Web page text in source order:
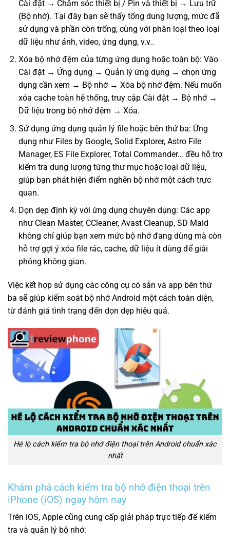
Cài đặt → Chăm sóc thiết bị / Pin và thiết bị → Lưu trữ
(Bộ nhớ). Tại đây bạn sẽ thấy tổng dung lượng, mức đã
sử dụng và phần còn trống, cùng với phân loại theo loại
dữ liệu như ảnh, video, ứng dụng, v.v..
Xóa bộ nhớ đệm của từng ứng dụng hoặc toàn bộ: Vào
Cài đặt → Ứng dụng → Quản lý ứng dụng → chọn ứng
dụng cần xem → Bộ nhớ → Xóa bộ nhớ đệm. Nếu muốn
xóa cache toàn hệ thống, truy cập Cài đặt → Bộ nhớ →
Dữ liệu trong bộ nhớ đệm → Xóa.
Sử dụng ứng dụng quản lý file hoặc bên thứ ba: Ứng
dụng như Files by Google, Solid Explorer, Astro File
Manager, ES File Explorer, Total Commander… đều hỗ trợ
kiểm tra dung lượng từng thư mục hoặc loại dữ liệu,
giúp bạn phát hiện điểm nghẽn bộ nhớ một cách trực
quan.
Dọn dẹp định kỳ với ứng dụng chuyên dụng: Các app
như Clean Master, CCleaner, Avast Cleanup, SD Maid
không chỉ giúp bạn xem mức bộ nhớ đang dùng mà còn
hỗ trợ gợi ý xóa file rác, cache, dữ liệu ít dùng để giải
phóng không gian.
Việc kết hợp sử dụng các công cụ có sẵn và app bên thứ
ba sẽ giúp kiểm soát bộ nhớ Android một cách toàn diện,
từ đánh giá tình trạng đến dọn dẹp hiệu quả.
Hé lộ cách kiểm tra bộ nhớ điện thoại trên Android chuẩn xác
nhất
Khám phá cách kiểm tra bộ nhớ điện thoại trên
iPhone (iOS) ngay hôm nay
Trên iOS, Apple cũng cung cấp giải pháp trực tiếp để kiểm
tra và quản lý bộ nhớ: